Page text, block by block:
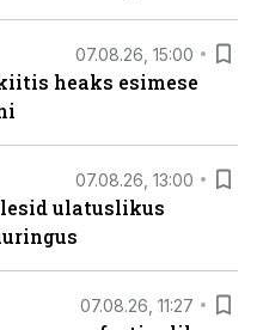
07.08.26, 15:00
heaks esimese
07.08.26, 13:00
ulatuslikus
07.08.26, 11:27